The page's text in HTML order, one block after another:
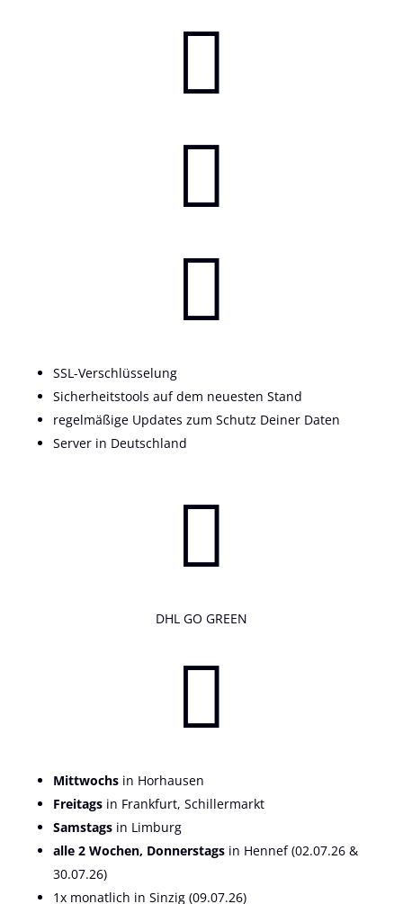



SSL-Verschlüsselung
Sicherheitstools auf dem neuesten Stand
regelmäßige Updates zum Schutz Deiner Daten
Server in Deutschland

DHL GO GREEN

Mittwochsin Horhausen
Freitagsin Frankfurt, Schillermarkt
Samstagsin Limburg
alle 2 Wochen, Donnerstagsin Hennef (02.07.26 &
30.07.26)
1x monatlich in Sinzig (09.07.26)